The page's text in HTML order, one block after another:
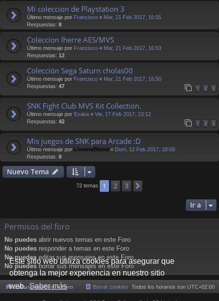
Este sitio web utiliza cookies para asegurar que
obtenga la mejor experiencia en nuestro sitio
web.Saber más
Mi coleccion de Playstation 3
Último mensaje por Francisco « Mar, 21 Feb 2017, 16:55
Respuestas: 8
Coleccion lherre AES/MVS
Último mensaje por Francisco « Mar, 21 Feb 2017, 16:53
Respuestas: 12
Colección Sega Saturn cholas00
Último mensaje por Francisco « Mar, 21 Feb 2017, 16:50
Respuestas: 47 1 2 3
SNK Fight Club MVS Kit Collection.
Último mensaje por Esaka « Vie, 17 Feb 2017, 23:12
Respuestas: 42 1 2 3
Mis juegos de SNK para Arcade :D
Último mensaje por LlorensBlood « Dom, 12 Feb 2017, 18:09
Respuestas: 8
Nuevo Tema
72 temas 1 2 3
Ir a
Permisos del foro
No puedes abrir nuevos temas en este Foro
No puedes responder a temas en este Foro
No puedes editar sus mensajes en este Foro
No puedesborrar sus mensajes en este Foro
Cultura NeoGeo Foro Todos los horarios son UTC+02:00
Borrar cookies